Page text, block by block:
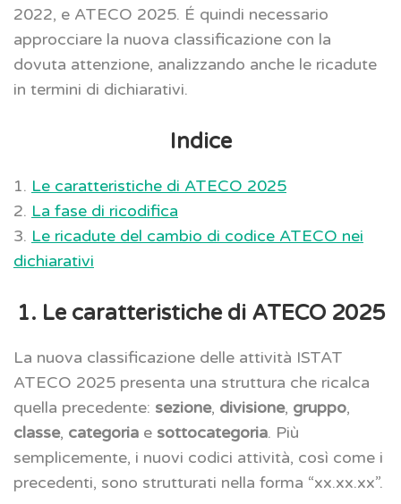
2022, e ATECO 2025. É quindi necessario
approcciare la nuova classificazione con la
dovuta attenzione, analizzando anche le ricadute
in termini di dichiarativi.
Indice
1. Le caratteristiche di ATECO 2025
2. La fase di ricodifica
3. Le ricadute del cambio di codice ATECO nei
dichiarativi
1. Le caratteristiche di ATECO 2025
La nuova classificazione delle attività ISTAT
ATECO 2025 presenta una struttura che ricalca
quella precedente: sezione, divisione, gruppo,
classe, categoria e sottocategoria. Più
semplicemente, i nuovi codici attività, così come i
precedenti, sono strutturati nella forma “xx.xx.xx”.